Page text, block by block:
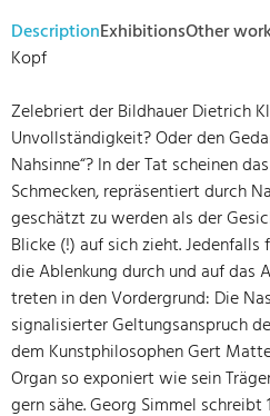
DescriptionExhibitionsOther
Kopf
Zelebriert der Bildhauer Dietrich
Unvollständigkeit? Oder den
Nahsinne“? In der Tat scheinen
Schmecken, repräsentiert durch
geschätzt zu werden als der
Blicke (!) auf sich zieht.
die Ablenkung durch und auf das
treten in den Vordergrund: Die
signalisierter Geltungsanspruch
dem Kunstphilosophen Gert
Organ so exponiert wie sein
gern sähe. Georg Simmel schreibt